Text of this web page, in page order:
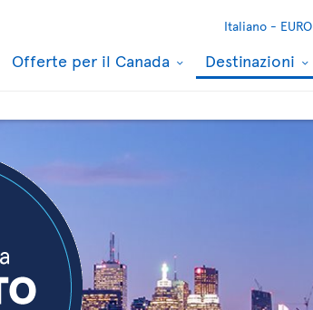
Italiano - EURO
Offerte per il Canada Destinazioni